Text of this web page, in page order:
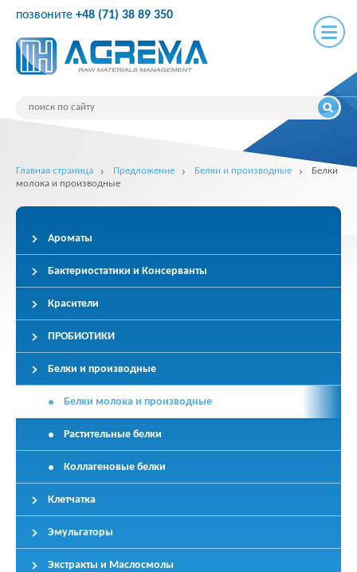
позвоните +48 (71) 38 89 350
Главная страница Предложение Белки и производные
Белки
молока и производные
Ароматы
Бактериостатики и Консерванты
Красители
ПРОБИОТИКИ
Белки и производные
Белки молока и производные
Растительные белки
Коллагеновые белки
Клетчатка
Эмульгаторы
Экстракты и Маслосмолы